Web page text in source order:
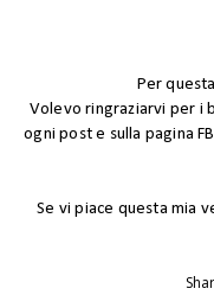
Per
Volevo ringraziarvi per i
ogni post e sulla pagina
Se vi piace questa mia